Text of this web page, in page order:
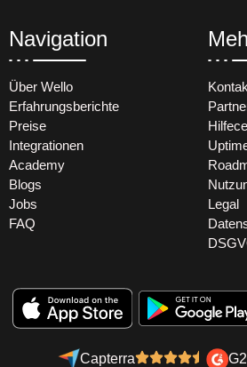
Navigation
Über Wello
Erfahrungsberichte
Preise
Integrationen
Academy
Blogs
Jobs
FAQ
Legal
Capterra G2